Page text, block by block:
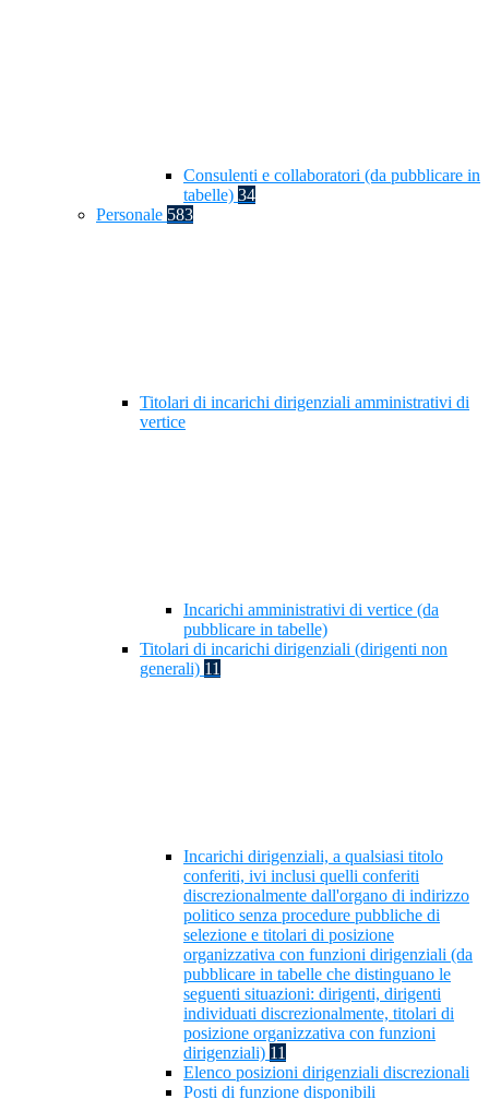
Consulenti e collaboratori (da pubblicare in
tabelle) 34
Personale 583
Titolari di incarichi dirigenziali amministrativi di
vertice
Incarichi amministrativi di vertice (da
pubblicare in tabelle)
Titolari di incarichi dirigenziali (dirigenti non
generali) 11
Incarichi dirigenziali, a qualsiasi titolo
conferiti, ivi inclusi quelli conferiti
discrezionalmente dall'organo di indirizzo
politico senza procedure pubbliche di
selezione e titolari di posizione
organizzativa con funzioni dirigenziali (da
pubblicare in tabelle che distinguano le
seguenti situazioni: dirigenti, dirigenti
individuati discrezionalmente, titolari di
posizione organizzativa con funzioni
dirigenziali) 11
Elenco posizioni dirigenziali discrezionali
Posti di funzione disponibili